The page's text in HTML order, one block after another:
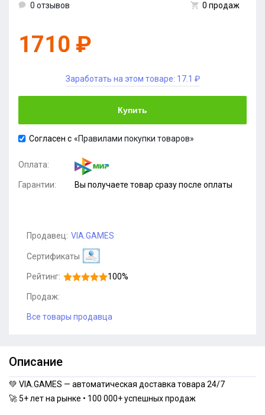
0 отзывов 0 продаж
1710 ₽
Заработать на этом товаре: 17.1 ₽
Купить
Согласен с «Правилами покупки товаров»
Оплата:
Гарантии: Вы получаете товар сразу после оплаты
Продавец: VIA.GAMES
Сертификаты
Рейтинг: 100%
Продаж:
Все товары продавца
Описание
💚 VIA.GAMES — автоматическая доставка товара 24/7
🚀 5+ лет на рынке • 100 000+ успешных продаж